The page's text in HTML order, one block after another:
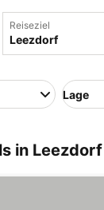
Reiseziel
Lage
in